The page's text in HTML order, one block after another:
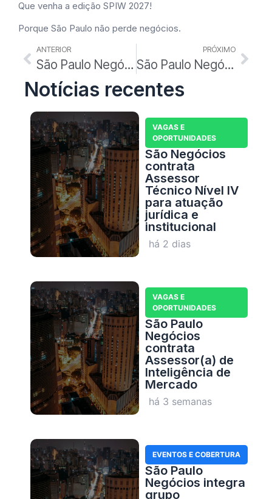
Que venha a edição SPIW 2027!
Porque São Paulo não perde negócios.
ANTERIOR
São Paulo Negócios segue presente na programação da SPIW 2026
PRÓXIMO
São Paulo Negócios participa da abertura da CELEBRA SHOW 2026
Notícias recentes
VAGAS E
OPORTUNIDADES
São Negócios
contrata
Assessor
Técnico Nível IV
para atuação
jurídica e
institucional
há 2 dias
VAGAS E
OPORTUNIDADES
São Paulo
Negócios
contrata
Assessor(a) de
Inteligência de
Mercado
há 3 semanas
EVENTOS E COBERTURA
São Paulo
Negócios integra
grupo